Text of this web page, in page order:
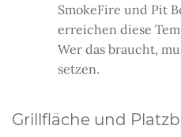
SmokeFire und Pit
erreichen diese
Wer das braucht,
setzen.
Grillfläche und